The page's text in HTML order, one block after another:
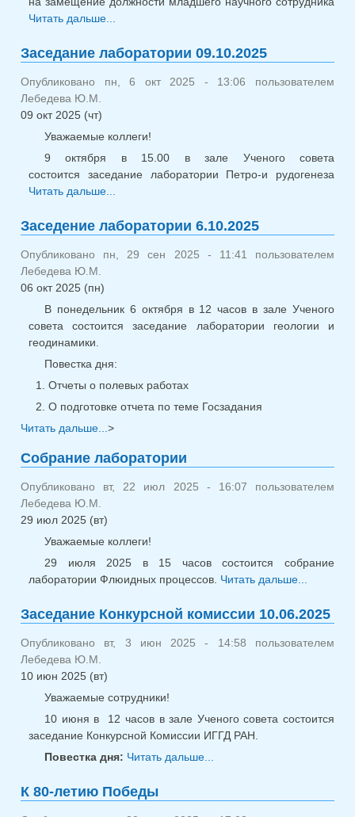
Читать дальше...
Заседание лаборатории 09.10.2025
Опубликовано пн, 6 окт 2025 - 13:06 пользователем
Лебедева Ю.М.
09 окт 2025 (чт)
Уважаемые коллеги!
9 октября в 15.00 в зале Ученого совета
состоится заседание лаборатории Петро-и рудогенеза
Читать дальше...
Заседение лаборатории 6.10.2025
Опубликовано пн, 29 сен 2025 - 11:41 пользователем
Лебедева Ю.М.
06 окт 2025 (пн)
В понедельник 6 октября в 12 часов в зале Ученого
совета состоится заседание лаборатории геологии и
геодинамики.
Повестка дня:
Отчеты о полевых работах
О подготовке отчета по теме Госзадания
Читать дальше...о Заседение лаборатории 6.10.2025
>
Собрание лаборатории
Опубликовано вт, 22 июл 2025 - 16:07 пользователем
Лебедева Ю.М.
29 июл 2025 (вт)
Уважаемые коллеги!
29 июля 2025 в 15 часов состоится собрание
лаборатории Флюидных процессов. Читать дальше...
Заседание Конкурсной комиссии 10.06.2025
Опубликовано вт, 3 июн 2025 - 14:58 пользователем
Лебедева Ю.М.
10 июн 2025 (вт)
Уважаемые сотрудники!
10 июня в 12 часов в зале Ученого совета состоится
заседание Конкурсной Комиссии ИГГД РАН.
Повестка дня: Читать дальше...
К 80-летию Победы